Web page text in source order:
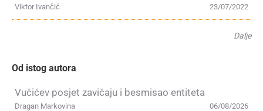
23/07/2022
Viktor Ivančić
Dalje
Od istog autora
Vučićev posjet zavičaju i besmisao entiteta
06/08/2026
Dragan Markovina